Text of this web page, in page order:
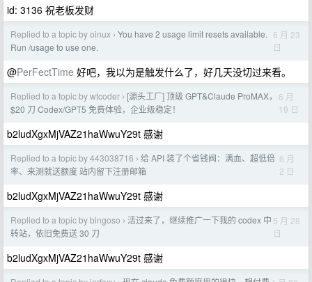
id: 3136 祝老板发财
Replied to a topic by oinux › You have 2 usage limit resets available.
Run /usage to use one.
6 月 23
日
@PerFectTime 好吧，我以为是触发什么了，好几天没切过来看。
Replied to a topic by wtcoder › [源头工厂] 顶级 GPT&Claude ProMAX，
$20 刀 Codex/GPT5 免费体验，企业级稳定！
6 月
19 日
b2ludXgxMjVAZ21haWwuY29t 感谢
Replied to a topic by 443038716 › 给 API 装了个省钱阀：满血、超低倍
率、来测就送额度 站内留下注册邮箱
6 月
2 日
b2ludXgxMjVAZ21haWwuY29t 感谢
Replied to a topic by bingoso › 活过来了，继续推广一下我的 codex 中
转站，依旧免费送 30 刀
5 月 28
日
b2ludXgxMjVAZ21haWwuY29t 感谢